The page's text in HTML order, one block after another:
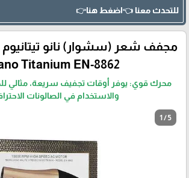
للتحدث معنا 👈اضغط هنا👉
Titanium EN-8862
محرك قوي: يوفر أوقات تجفيف سريعة، مثالي
والاستخدام في الصالونات
1 / 5